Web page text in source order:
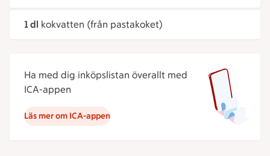
1 dl kokvatten (från pastakoket)
Ha med dig inköpslistan överallt med
ICA-appen
Läs mer om ICA-appen